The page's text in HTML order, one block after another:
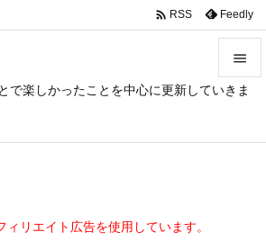
で楽しかったことを中心に更新していきま



 RSS Feedly
ィリエイト広告を使用しています。